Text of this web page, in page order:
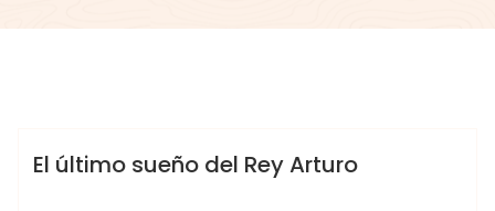
BOTICA DE LA BRUJA
COVEN WICCA AVALON ☽✪☾
El último sueño del Rey Arturo